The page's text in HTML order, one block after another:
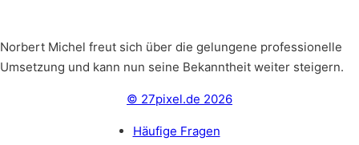
Norbert Michel freut sich über die gelungene professionelle
Umsetzung und kann nun seine Bekanntheit weiter steigern.
© 27pixel.de 2026
Häufige Fragen